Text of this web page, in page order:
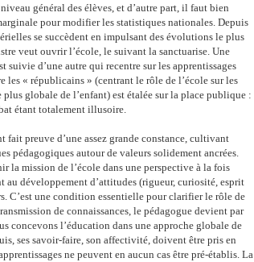
général des élèves, et d’autre part, il faut bien
pour modifier les statistiques nationales. Depuis
se succèdent en impulsant des évolutions le plus
veut ouvrir l’école, le suivant la sanctuarise. Une
d’une autre qui recentre sur les apprentissages
les « républicains » (centrant le rôle de l’école sur les
globale de l’enfant) est étalée sur la place publique :
étant totalement illusoire.
fait preuve d’une assez grande constance, cultivant
pédagogiques autour de valeurs solidement ancrées.
la mission de l’école dans une perspective à la fois
développement d’attitudes (rigueur, curiosité, esprit
C’est une condition essentielle pour clarifier le rôle de
de connaissances, le pédagogue devient par
concevons l’éducation dans une approche globale de
ses savoir-faire, son affectivité, doivent être pris en
ne peuvent en aucun cas être pré-établis. La